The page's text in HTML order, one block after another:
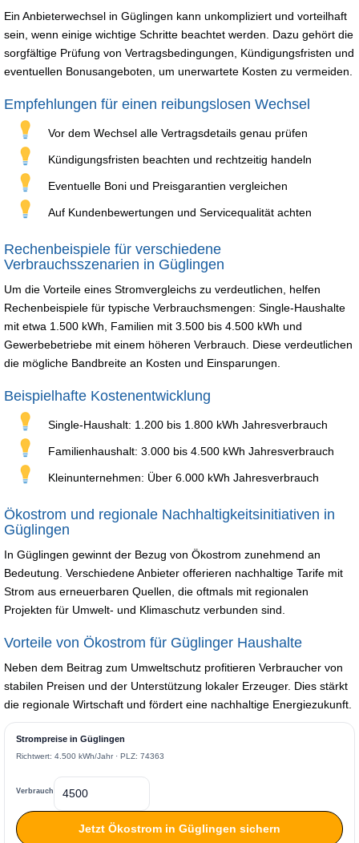
Ein Anbieterwechsel in Güglingen kann unkompliziert und vorteilhaft
sein, wenn einige wichtige Schritte beachtet werden. Dazu gehört die
sorgfältige Prüfung von Vertragsbedingungen, Kündigungsfristen und
eventuellen Bonusangeboten, um unerwartete Kosten zu vermeiden.
Empfehlungen für einen reibungslosen Wechsel
Vor dem Wechsel alle Vertragsdetails genau prüfen
Kündigungsfristen beachten und rechtzeitig handeln
Eventuelle Boni und Preisgarantien vergleichen
Auf Kundenbewertungen und Servicequalität achten
Rechenbeispiele für verschiedene
Verbrauchsszenarien in Güglingen
Um die Vorteile eines Stromvergleichs zu verdeutlichen, helfen
Rechenbeispiele für typische Verbrauchsmengen: Single-Haushalte
mit etwa 1.500 kWh, Familien mit 3.500 bis 4.500 kWh und
Gewerbebetriebe mit einem höheren Verbrauch. Diese verdeutlichen
die mögliche Bandbreite an Kosten und Einsparungen.
Beispielhafte Kostenentwicklung
Single-Haushalt: 1.200 bis 1.800 kWh Jahresverbrauch
Familienhaushalt: 3.000 bis 4.500 kWh Jahresverbrauch
Kleinunternehmen: Über 6.000 kWh Jahresverbrauch
Ökostrom und regionale Nachhaltigkeitsinitiativen in
Güglingen
In Güglingen gewinnt der Bezug von Ökostrom zunehmend an
Bedeutung. Verschiedene Anbieter offerieren nachhaltige Tarife mit
Strom aus erneuerbaren Quellen, die oftmals mit regionalen
Projekten für Umwelt- und Klimaschutz verbunden sind.
Vorteile von Ökostrom für Güglinger Haushalte
Neben dem Beitrag zum Umweltschutz profitieren Verbraucher von
stabilen Preisen und der Unterstützung lokaler Erzeuger. Dies stärkt
die regionale Wirtschaft und fördert eine nachhaltige Energiezukunft.
Strompreise in Güglingen
Richtwert: 4.500 kWh/Jahr · PLZ: 74363
Verbrauch
Jetzt Ökostrom in Güglingen sichern